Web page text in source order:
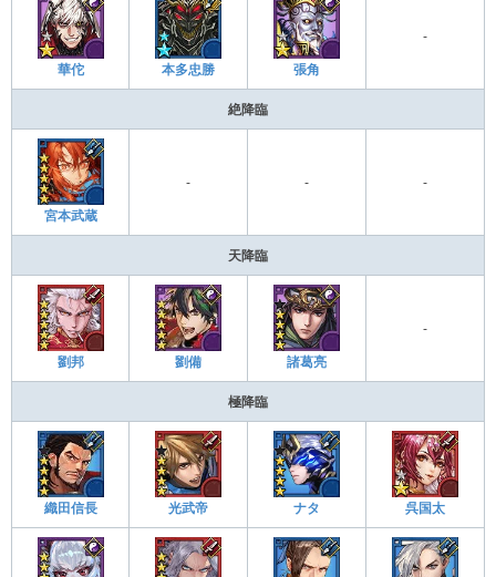
華佗 本多忠勝 張角
-
絶降臨
宮本武蔵
- - -
天降臨
劉邦 劉備 諸葛亮
-
極降臨
織田信長 光武帝 ナタ 呉国太